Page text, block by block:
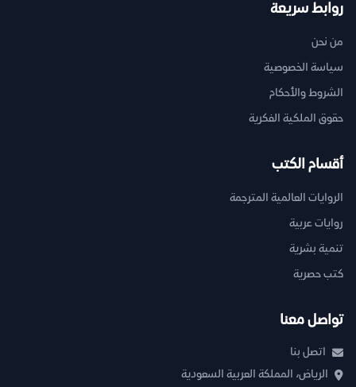
روابط سريعة
من نحن
سياسة الخصوصية
الشروط والأحكام
حقوق الملكية الفكرية
أقسام الكتب
الروايات العالمية المترجمة
روايات عربية
تنمية بشرية
كتب حصرية
تواصل معنا
اتصل بنا
الرياض، المملكة العربية السعودية